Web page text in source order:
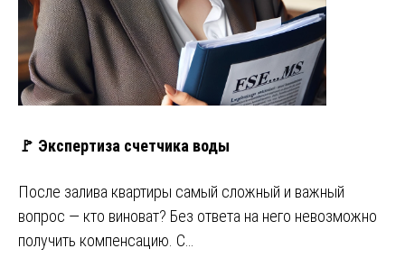
🚩 Экспертиза счетчика воды
После залива квартиры самый сложный и важный
вопрос — кто виноват? Без ответа на него невозможно
получить компенсацию. С…